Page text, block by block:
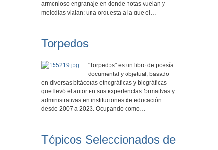
armonioso engranaje en donde notas vuelan y
melodías viajan; una orquesta a la que el…
Torpedos
"Torpedos" es un libro de poesía
documental y objetual, basado
en diversas bitácoras etnográficas y biográficas
que llevó el autor en sus experiencias formativas y
administrativas en instituciones de educación
desde 2007 a 2023. Ocupando como…
Tópicos Seleccionados de